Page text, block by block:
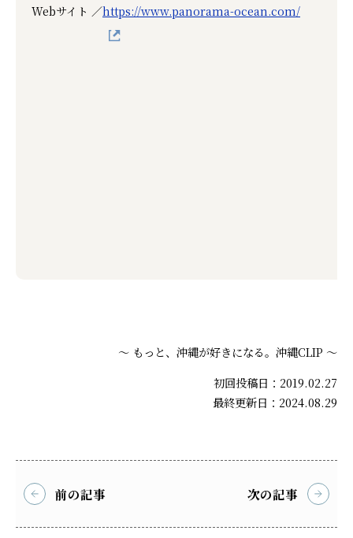
Webサイト ／https://www.panorama-ocean.com/
～ もっと、沖縄が好きになる。沖縄CLIP ～
初回投稿日：2019.02.27
最終更新日：2024.08.29
前の記事 次の記事